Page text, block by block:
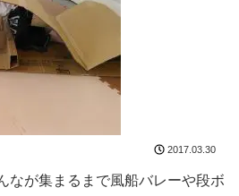
2017.03.30
なが集まるまで風船バレーや段ボ